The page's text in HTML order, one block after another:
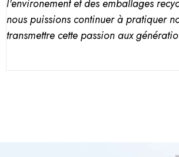
l'environement et des emballages
nous puissions continuer à pratiquer
transmettre cette passion aux